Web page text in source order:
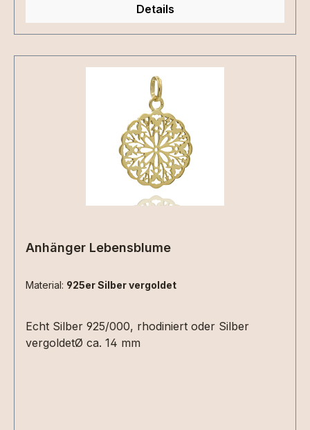
Details
Anhänger Lebensblume
Material: 925er Silber vergoldet
Echt Silber 925/000, rhodiniert oder Silber
vergoldetØ ca. 14 mm